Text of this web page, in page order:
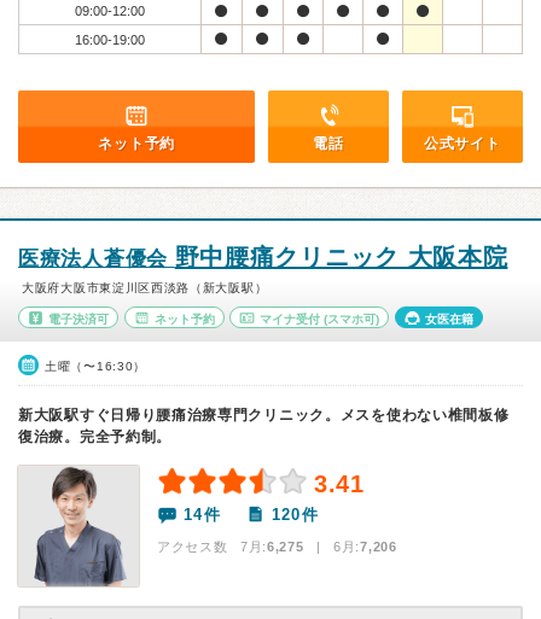
09:00-12:00
16:00-19:00
ネット予約 電話 公式サイト
医療法人蒼優会 野中腰痛クリニック 大阪本院
大阪府大阪市東淀川区西淡路（新大阪駅）
電子決済可 ネット予約 マイナ受付 (スマホ可) 女医在籍
土曜（〜16:30）
新大阪駅すぐ日帰り腰痛治療専門クリニック。メスを使わない椎間板修
復治療。完全予約制。
3.41
14件 120件
アクセス数 7月:6,275 | 6月:7,206